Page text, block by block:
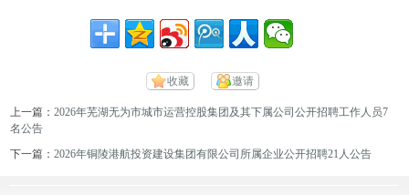
收藏 邀请
上一篇：2026年芜湖无为市城市运营控股集团及其下属公司公开招聘工作人员7
名公告
下一篇：2026年铜陵港航投资建设集团有限公司所属企业公开招聘21人公告